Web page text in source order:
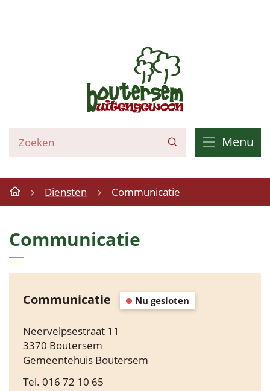
inhoud
zoek
Zoeken Menu
Startpagina
Diensten Communicatie
Communicatie
Contact
Communicatie Nu gesloten
Adres
Neervelpsestraat 11
,3370 Boutersem
Gemeentehuis Boutersem
Tel. 016 72 10 65